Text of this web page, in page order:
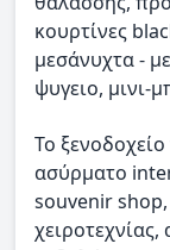
κουρτίνες
μεσάνυχτα -
ψυγειο, μινι-
Το
ασύρματο
souvenir shop,